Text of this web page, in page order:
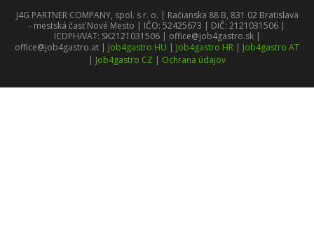
J4G PARTNER COMPANY, spol. s r. o. | Račianska 88 B, 831 02 Bratislava
- mestská časť Nové Mesto | IČO: 52425673 | DIČ: 2121031506 |
ICDPH/VAT: SK2121031506 | office@job4gastro.sk |
office@job4gastro.at | Job4gastro HU | Job4gastro HR | Job4gastro AT
| Job4gastro CZ | Ochrana údajov